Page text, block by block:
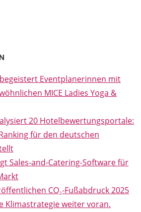
Eventplanerinnen mit
MICE Ladies Yoga &
20 Hotelbewertungsportale:
für den deutschen
Sales-and-Catering-Software für
CO₂-Fußabdruck 2025
Klimastrategie weiter voran.